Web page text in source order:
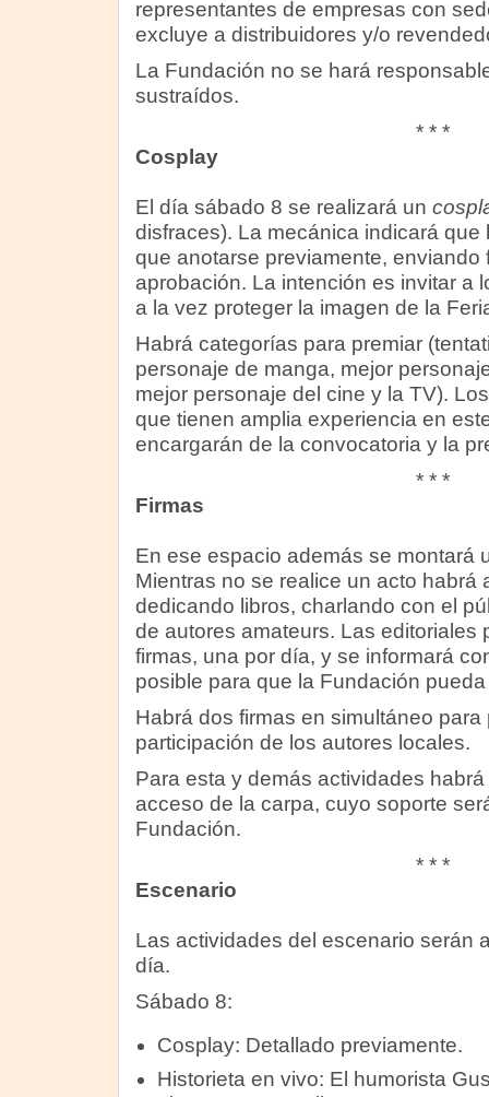
representantes de empresas con
excluye a distribuidores y/o
La Fundación no se hará
sustraídos.
* * *
Cosplay
El día sábado 8 se realizará un
disfraces). La mecánica indicará
que anotarse previamente, enviando
aprobación. La intención es invitar a
a la vez proteger la imagen de la
Habrá categorías para premiar
personaje de manga, mejor
mejor personaje del cine y la TV).
que tienen amplia experiencia en
encargarán de la convocatoria y la
* * *
Firmas
En ese espacio además se montará
Mientras no se realice un acto habrá
dedicando libros, charlando con el
de autores amateurs. Las editoriales
firmas, una por día, y se informará
posible para que la Fundación
Habrá dos firmas en simultáneo
participación de los autores locales.
Para esta y demás actividades
acceso de la carpa, cuyo soporte
Fundación.
* * *
Escenario
Las actividades del escenario serán
día.
Sábado 8:
Cosplay: Detallado previamente.
Historieta en vivo: El humorista